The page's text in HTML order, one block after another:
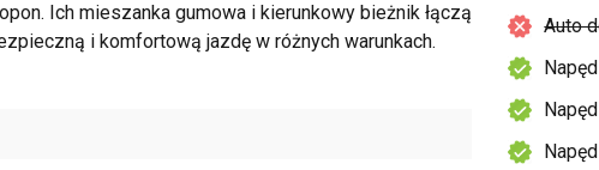
Ich mieszanka gumowa i kierunkowy bieżnik łączą
i komfortową jazdę w różnych warunkach.
Auto